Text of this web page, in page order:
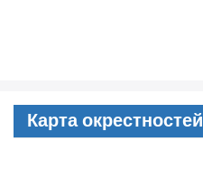
Карта окрестностей